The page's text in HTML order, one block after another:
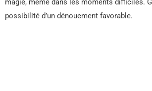
magie, même dans les moments difficiles.
possibilité d’un dénouement favorable.